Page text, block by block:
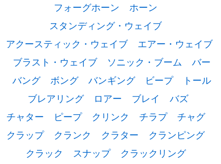
フォーグホーン
ホーン
スタンディング・ウェイブ
アクースティック・ウェイブ
エアー・ウェイブ
ブラスト・ウェイブ
ソニック・ブーム
バー
バング
ボング バンギング ビープ
トール
ブレアリング
ロアー ブレイ
バズ
チャター
ピープ クリンク チラプ
チャグ
クラップ
クランク クラター
クランピング
クラック
スナップ
クラックリング